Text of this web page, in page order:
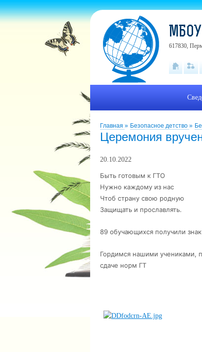
Главная » Безопасное детство »
Церемония
20.10.2022
Быть готовым к ГТО
Нужно каждому из нас
Чтоб страну свою родную
Защищать и прославлять.
89 обучающихся получили
Гордимся нашими учениками,
сдаче норм ГТ
617830,